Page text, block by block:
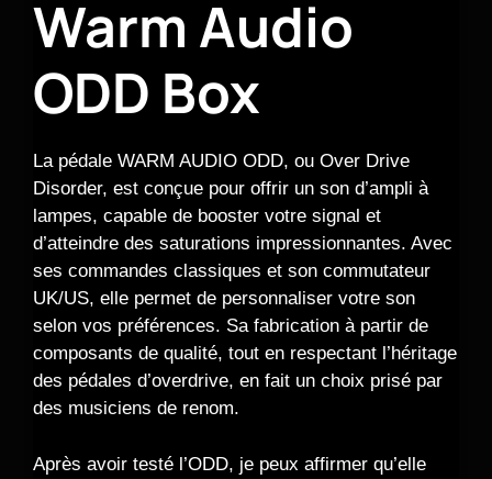
Warm Audio
ODD Box
La pédale WARM AUDIO ODD, ou Over Drive
Disorder, est conçue pour offrir un son d’ampli à
lampes, capable de booster votre signal et
d’atteindre des saturations impressionnantes. Avec
ses commandes classiques et son commutateur
UK/US, elle permet de personnaliser votre son
selon vos préférences. Sa fabrication à partir de
composants de qualité, tout en respectant l’héritage
des pédales d’overdrive, en fait un choix prisé par
des musiciens de renom.
Après avoir testé l’ODD, je peux affirmer qu’elle